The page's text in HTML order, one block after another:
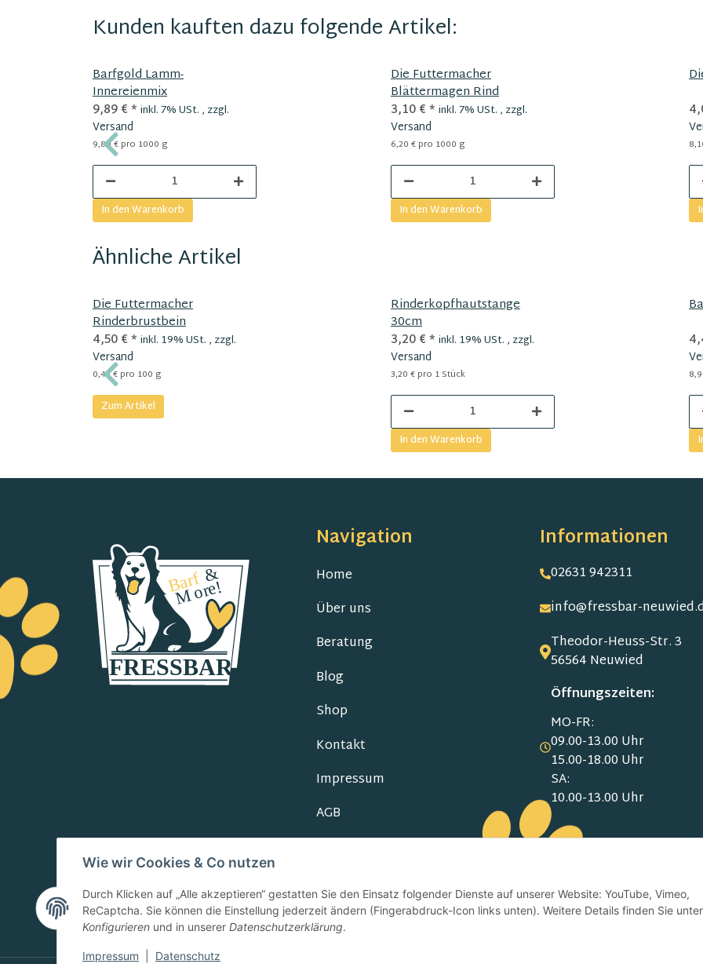
Kunden kauften dazu folgende Artikel:
Barfgold Lamm-
Innereienmix
9,89 €* inkl. 7% USt. , zzgl.
Versand
9,89 € pro 1000 g
In den Warenkorb
Die Futtermacher
Blättermagen Rind
3,10 €* inkl. 7% USt. , zzgl.
Versand
6,20 € pro 1000 g
In den Warenkorb
Ähnliche Artikel
Die Futtermacher
Rinderbrustbein
4,50 €* inkl. 19% USt. , zzgl.
Versand
0,45 € pro 100 g
Zum Artikel
Rinderkopfhautstange
30cm
3,20 €* inkl. 19% USt. , zzgl.
Versand
3,20 € pro 1 Stück
In den Warenkorb
Navigation
Home
Über uns
Beratung
Blog
Shop
Kontakt
Impressum
AGB
Informationen
02631 942311
info@fressbar-
Theodor-Heuss-Str. 3
56564 Neuwied
Öffnungszeiten:
MO-FR:
09.00-13.00 Uhr
15.00-18.00 Uhr
SA:
10.00-13.00 Uhr
Wie wir Cookies & Co nutzen
Durch Klicken auf „Alle akzeptieren“ gestatten Sie den Einsatz folgender Dienste auf unserer Website: YouTube, Vimeo,
ReCaptcha. Sie können die Einstellung jederzeit ändern (Fingerabdruck-Icon links unten). Weitere Details finden Sie unter
Konfigurieren und in unserer Datenschutzerklärung.
Impressum Datenschutz